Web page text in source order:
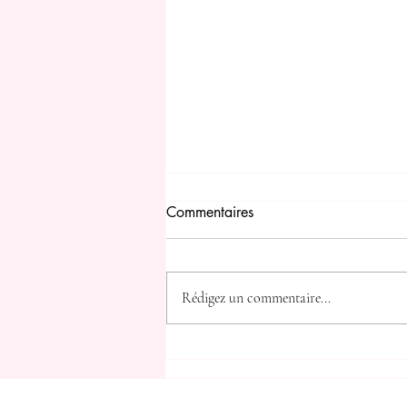
9 décembre
Commentaires
Rédigez un commentaire...